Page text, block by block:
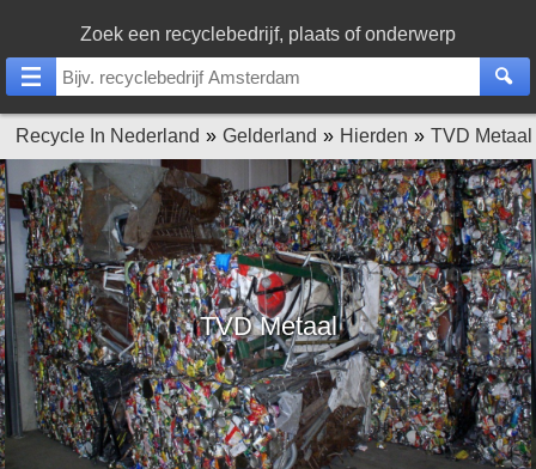
Zoek een recyclebedrijf, plaats of onderwerp
Recycle In Nederland Gelderland Hierden TVD Metaal
TVD Metaal